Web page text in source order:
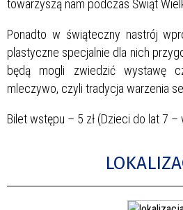
towarzyszą nam podczas Świąt
Ponadto w świąteczny nastrój
plastyczne specjalnie dla nich
będą mogli zwiedzić wystawę
mleczywo, czyli tradycja warzenia
Bilet wstępu – 5 zł (Dzieci do lat 7 –